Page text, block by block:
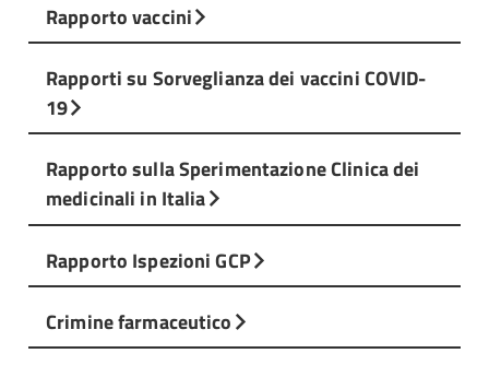
Rapporto vaccini
Rapporti su Sorveglianza dei vaccini COVID-
19
Rapporto sulla Sperimentazione Clinica dei
medicinali in Italia
Rapporto Ispezioni GCP
Crimine farmaceutico